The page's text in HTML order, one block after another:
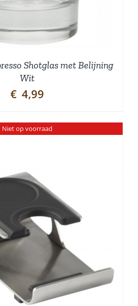
Shotglas met Belijning
Wit
€ 4,99
Niet op voorraad